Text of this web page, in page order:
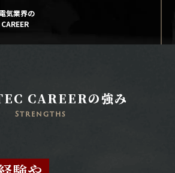
気業界の
CAREERの強み
Strengths